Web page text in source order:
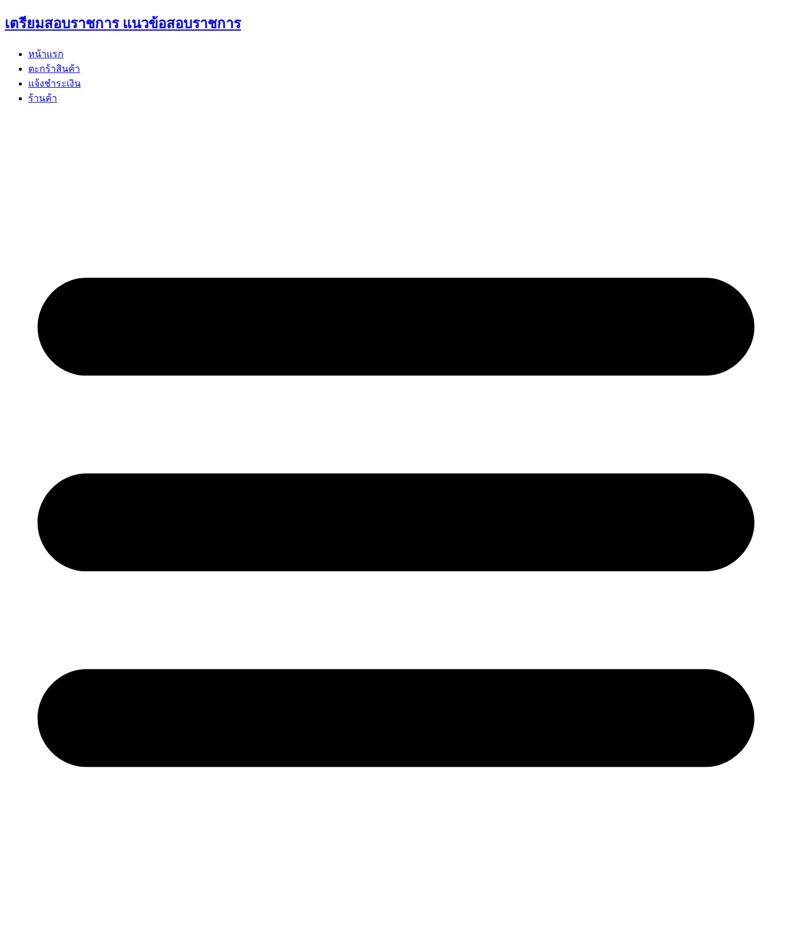
Skip
to
เตรียมสอบราชการ แนวข้อสอบราชการ
หน้าแรก
ตะกร้าสินค้า
แจ้งชำระเงิน
ร้านค้า